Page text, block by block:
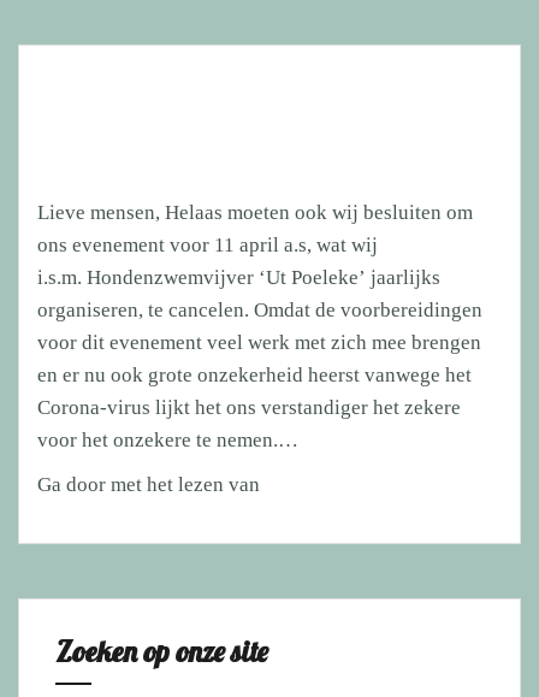
Lieve mensen, Helaas moeten ook wij besluiten om
ons evenement voor 11 april a.s, wat wij
i.s.m. Hondenzwemvijver ‘Ut Poeleke’ jaarlijks
organiseren, te cancelen. Omdat de voorbereidingen
voor dit evenement veel werk met zich mee brengen
en er nu ook grote onzekerheid heerst vanwege het
Corona-virus lijkt het ons verstandiger het zekere
voor het onzekere te nemen.…
Ga door met het lezen van
april
zwemfestijn
Zoeken op onze site